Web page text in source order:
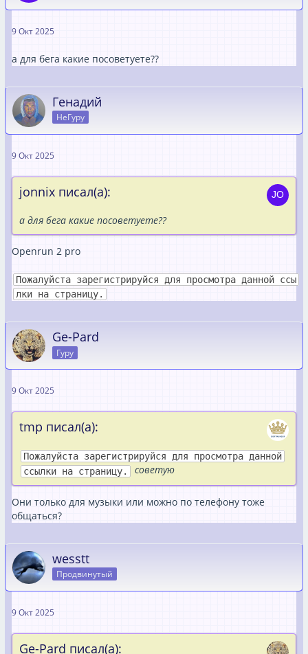
9 Окт 2025
а для бега какие посоветуете??
Генадий
НеГуру
9 Окт 2025
jonnix писал(а):
а для бега какие посоветуете??
Openrun 2 pro
Пожалуйста зарегистрируйся для просмотра данной ссы
лки на страницу.
Ge-Pard
Гуру
9 Окт 2025
tmp писал(а):
Пожалуйста зарегистрируйся для просмотра данной
ссылки на страницу.
советую
Они только для музыки или можно по телефону тоже
общаться?
wesstt
Продвинутый
9 Окт 2025
Ge-Pard писал(а):